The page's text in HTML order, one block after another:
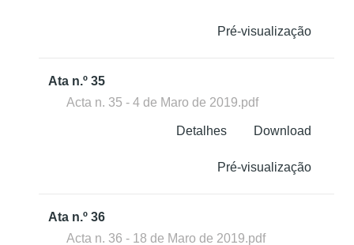
Pré-visualização
Ata n.º 35
Acta n. 35 - 4 de Maro de 2019.pdf
Download
Detalhes
Pré-visualização
Ata n.º 36
Acta n. 36 - 18 de Maro de 2019.pdf